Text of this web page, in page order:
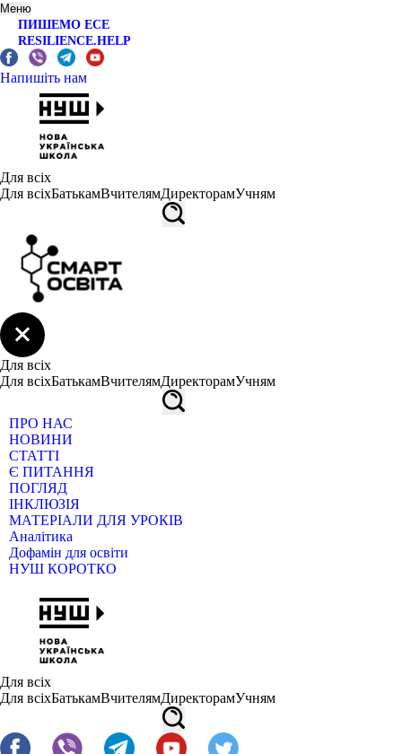
Меню
ПИШЕМО ЕСЕ
RESILIENCE.HELP
Напишіть нам
Для всіх
Для всіхБатькамВчителямДиректорамУчням
Для всіх
Для всіхБатькамВчителямДиректорамУчням
ПРО НАС
НОВИНИ
СТАТТІ
Є ПИТАННЯ
ПОГЛЯД
ІНКЛЮЗІЯ
МАТЕРІАЛИ ДЛЯ УРОКІВ
Аналітика
Дофамін для освіти
НУШ КОРОТКО
Для всіх
Для всіхБатькамВчителямДиректорамУчням